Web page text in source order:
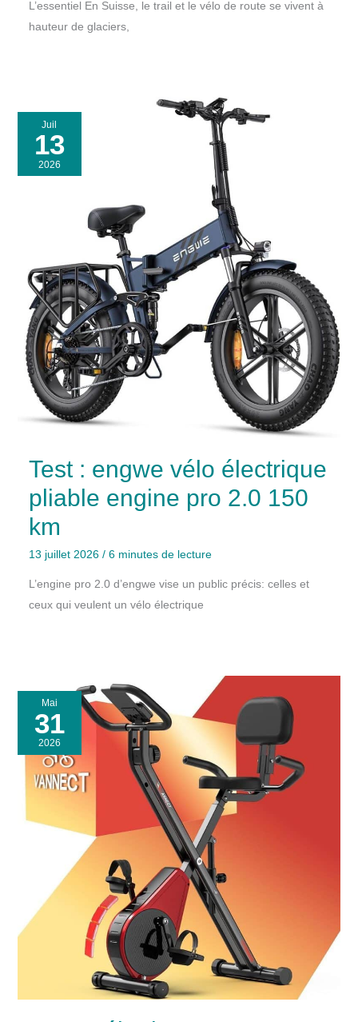
L’essentiel En Suisse, le trail et le vélo de route se vivent à
hauteur de glaciers,
Juil
13
2026
Test : engwe vélo électrique
pliable engine pro 2.0 150
km
13 juillet 2026 / 6 minutes de lecture
L’engine pro 2.0 d’engwe vise un public précis: celles et
ceux qui veulent un vélo électrique
Mai
31
2026